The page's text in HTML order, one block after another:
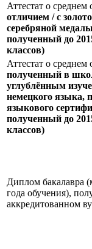
Аттестат о среднем
отличием / с
серебряной
полученный до
классов)
Аттестат о среднем
полученный в
углублённым
немецкого языка,
языкового
полученный до
классов)
Диплом бакалавра
года обучения),
аккредитованном